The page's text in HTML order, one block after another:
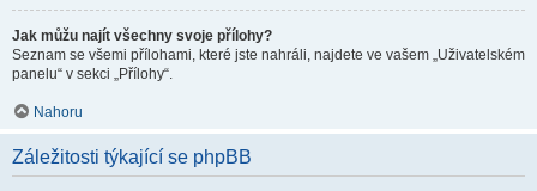
Jak můžu najít všechny svoje přílohy?
Seznam se všemi přílohami, které jste nahráli, najdete ve vašem „Uživatelském
panelu“ v sekci „Přílohy“.
Nahoru
Záležitosti týkající se phpBB